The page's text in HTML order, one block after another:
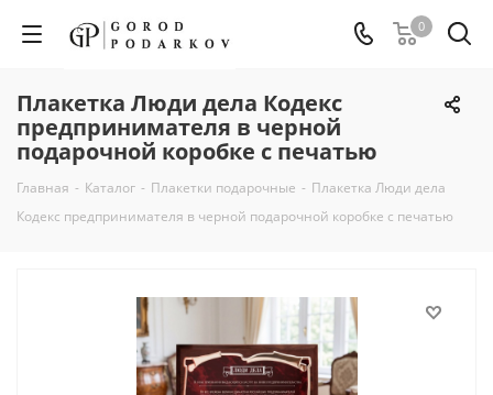
0
Плакетка Люди дела Кодекс
предпринимателя в черной
подарочной коробке с печатью
Главная - Каталог - Плакетки подарочные - Плакетка Люди дела
Кодекс предпринимателя в черной подарочной коробке с печатью